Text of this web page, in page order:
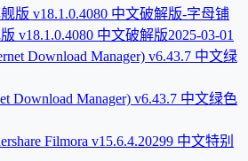
v18.1.0.4080 中文破解版2025-03-01
Download Manager) v6.43.7 中文绿色